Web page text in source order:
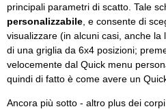
principali parametri di scatto. Tale
personalizzabile , e consente di
visualizzare (in alcuni casi, anche
di una griglia da 6x4 posizioni;
velocemente dal Quick menu
quindi di fatto è come avere un
Ancora più sotto - altro plus dei